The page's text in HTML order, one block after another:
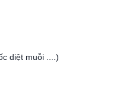
diệt muỗi ....)